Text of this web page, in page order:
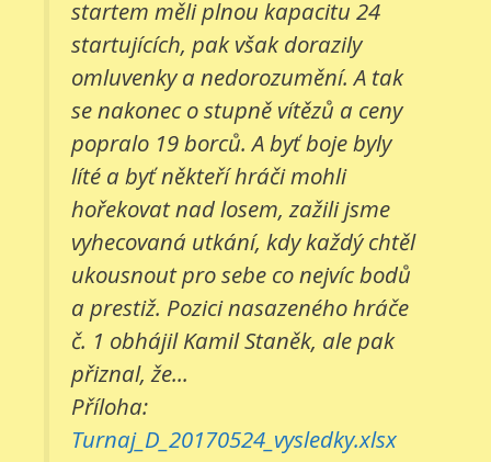
startem měli plnou kapacitu 24
startujících, pak však dorazily
omluvenky a nedorozumění. A tak
se nakonec o stupně vítězů a ceny
popralo 19 borců. A byť boje byly
líté a byť někteří hráči mohli
hořekovat nad losem, zažili jsme
vyhecovaná utkání, kdy každý chtěl
ukousnout pro sebe co nejvíc bodů
a prestiž. Pozici nasazeného hráče
č. 1 obhájil Kamil Staněk, ale pak
přiznal, že...
Příloha:
Turnaj_D_20170524_vysledky.xlsx